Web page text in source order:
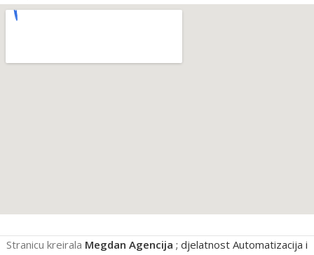
Stranicu kreirala Megdan Agencija ; djelatnost Automatizacija i